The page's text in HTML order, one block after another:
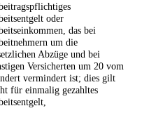
oder
das bei
um die
Abzüge und bei
Versicherten um 20 vom
vermindert ist; dies gilt
für einmalig gezahltes